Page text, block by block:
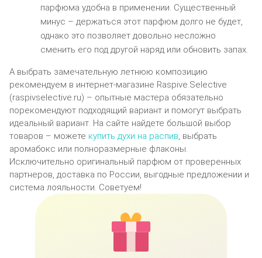
парфюма удобна в применении. Существенный
минус – держаться этот парфюм долго не будет,
однако это позволяет довольно несложно
сменить его под другой наряд или обновить запах.
А выбрать замечательную летнюю композицию
рекомендуем в интернет-магазине Raspive.Selective
(raspivselective.ru) – опытные мастера обязательно
порекомендуют подходящий вариант и помогут выбрать
идеальный вариант. На сайте найдете большой выбор
товаров – можете купить духи на распив, выбрать
аромабокс или полноразмерные флаконы.
Исключительно оригинальный парфюм от проверенных
партнеров, доставка по России, выгодные предложении и
система лояльности. Советуем!